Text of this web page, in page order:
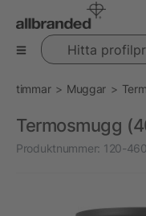
Hitta profilprodukter
timmar Muggar
Termosmugg
Produktnummer: 120-